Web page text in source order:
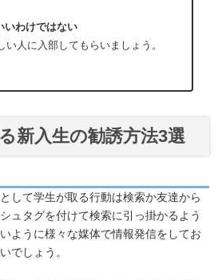
いわけではない
い人に入部してもらいましょう。
新入生の勧誘方法3選
して学生が取る行動は検索か友達から
ュタグを付けて検索に引っ掛かるよう
ように様々な媒体で情報発信をしてお
でしょう。